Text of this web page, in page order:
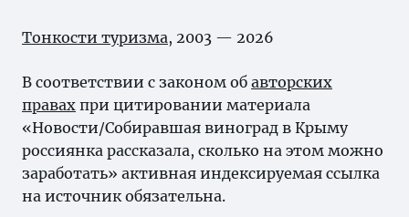
Тонкости туризма, 2003 — 2026
В соответствии с законом об авторских
правах при цитировании материала
«Новости/Собиравшая виноград в Крыму
россиянка рассказала, сколько на этом можно
заработать» активная индексируемая ссылка
на источник обязательна.